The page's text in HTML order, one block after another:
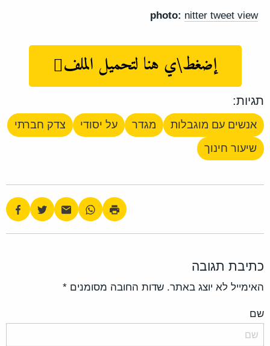
photo: nitter tweet view
إضغط\ي هنا لتحميل الملف
תגיות:
אנשים עם מוגבלות מגדר על יסודי
צדק חברתי
שיעור חינוך
כתיבת תגובה
האימייל לא יוצג באתר. שדות החובה מסומנים *
שם